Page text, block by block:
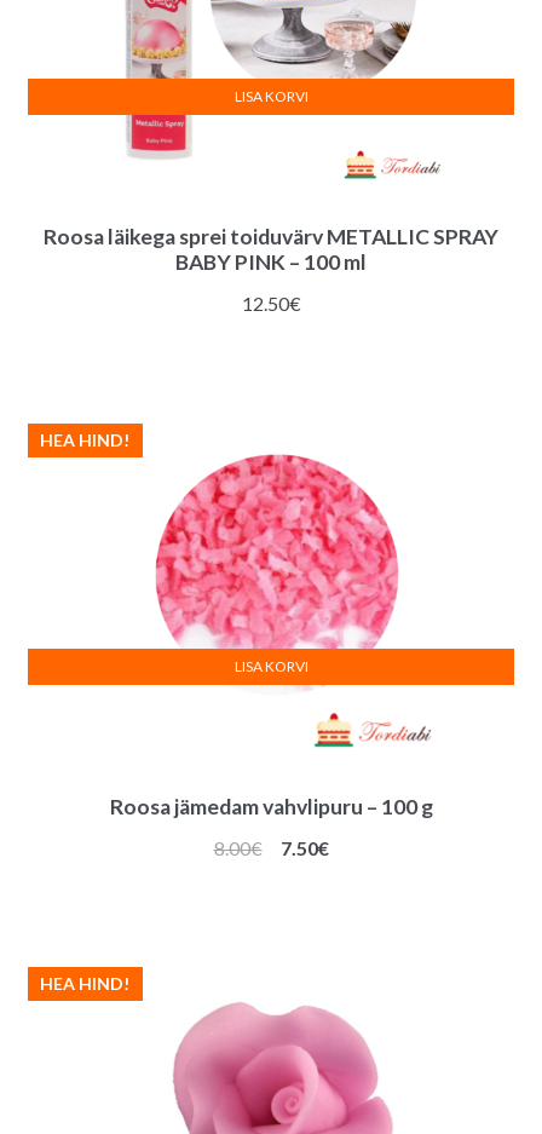
Roosa läikega sprei toiduvärv METALLIC SPRAY
BABY PINK – 100 ml
12.50€
LISA KORVI
Roosa jämedam vahvlipuru – 100 g
HEA HIND!
8.00€
Algne
7.50€Praegune
LISA KORVI
HEA HIND!